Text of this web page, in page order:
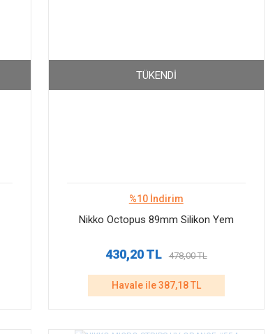
TÜKENDI
%10 İndirim
Nikko Octopus 89mm Silikon Yem
430,20 TL 478,00 TL
Havale ile 387,18 TL